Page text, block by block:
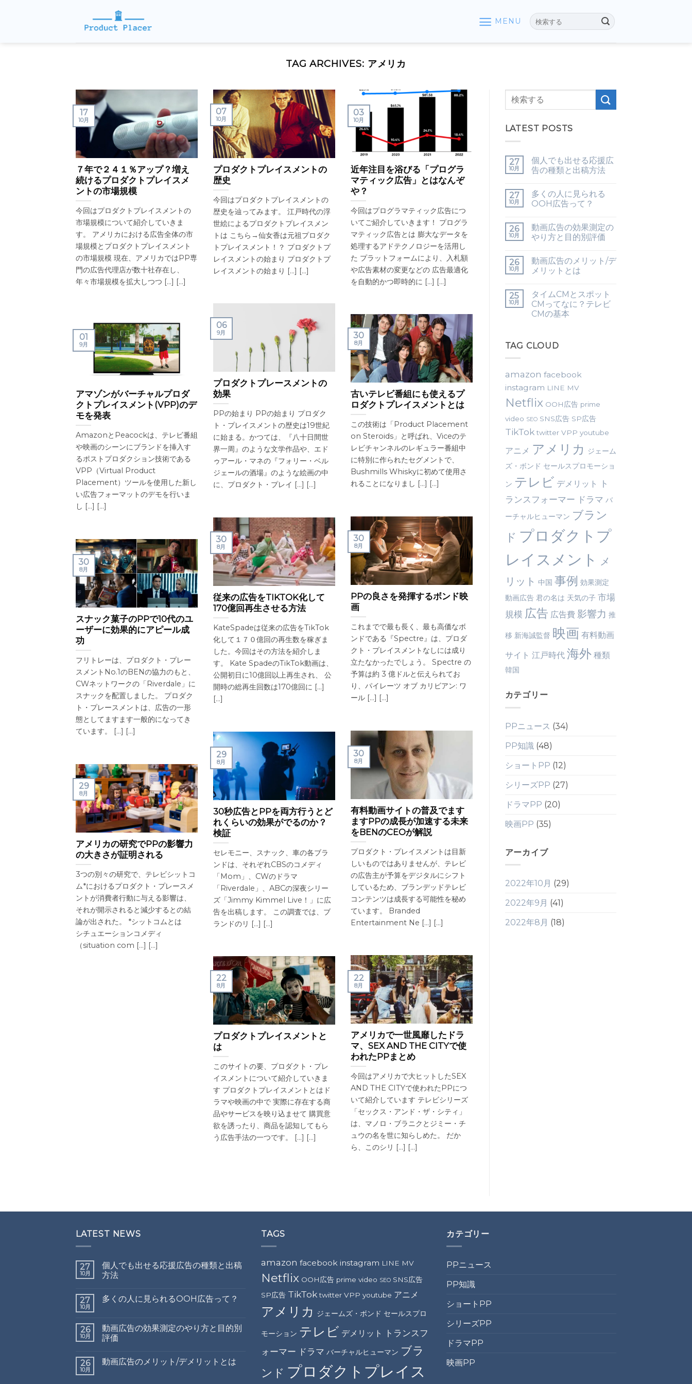
MENU
TAG ARCHIVES: アメリカ
７年で２４１％アップ？増え
続けるプロダクトプレイスメ
ントの市場規模
今回はプロダクトプレイスメントの
市場規模について紹介していきま
す。 アメリカにおける広告全体の市
場規模とプロダクトプレイスメント
の市場規模 現在、アメリカではPP専
門の広告代理店が数十社存在し、
年々市場規模を拡大しつつ [...] [...]
17
10月
プロダクトプレイスメントの
歴史
今回はプロダクトプレイスメントの
歴史を辿ってみます。 江戸時代の浮
世絵によるプロダクトプレイスメン
トは こちら→仙女香は元祖プロダク
トプレイスメント！？ プロダクトプ
レイスメントの始まり プロダクトプ
レイスメントの始まり [...] [...]
07
10月
近年注目を浴びる「プログラ
マティック広告」とはなんぞ
や？
今回はプログラマティック広告につ
いてご紹介していきます！ プログラ
マティック広告とは 膨大なデータを
処理するアドテクノロジーを活用し
た プラットフォームにより、入札額
や広告素材の変更などの 広告最適化
を自動的かつ即時的に [...] [...]
03
10月
プロダクトプレースメントの
効果
PPの始まり PPの始まり プロダク
ト・プレイスメントの歴史は19世紀
に始まる。かつては、『八十日間世
界一周』のような文学作品や、エド
ゥアール・マネの『フォリー・ベル
ジェールの酒場』のような絵画の中
に、プロダクト・プレイ [...] [...]
06
9月
アマゾンがバーチャルプロダ
クトプレイスメント(VPP)のデ
モを発表
AmazonとPeacockは、テレビ番組
や映画のシーンにブランドを挿入す
るポストプロダクション技術である
VPP（Virtual Product
Placement）ツールを使用した新し
い広告フォーマットのデモを行いま
し [...] [...]
01
9月
古いテレビ番組にも使えるプ
ロダクトプレイスメントとは
この技術は「Product Placement
on Steroids」と呼ばれ、Viceのテ
レビチャンネルのレギュラー番組中
に特別に作られたセグメントで、
Bushmills Whiskyに初めて使用さ
れることになりまし [...] [...]
30
8月
PPの良さを発揮するボンド映
画
これまでで最も長く、最も高価なボ
ンドである『Spectre』は、プロダ
クト・プレイスメントなしには成り
立たなかったでしょう。 Spectre の
予算は約 3 億ドルと伝えられてお
り、パイレーツ オブ カリビアン: ワ
ール [...] [...]
30
8月
従来の広告をTIKTOK化して
170億回再生させる方法
KateSpadeは従来の広告をTikTok
化して１７０億回の再生数を稼ぎま
した。今回はその方法を紹介しま
す。 Kate SpadeのTikTok動画は、
公開初日に10億回以上再生され、 公
開時の総再生回数は170億回に [...]
[...]
30
8月
スナック菓子のPPで10代のユ
ーザーに効果的にアピール成
功
フリトレーは、プロダクト・プレー
スメントNo.1のBENの協力のもと、
CWネットワークの「Riverdale」に
スナックを配置しました。 プロダク
ト・プレースメントは、広告の一形
態としてますます一般的になってき
ています。 [...] [...]
30
8月
有料動画サイトの普及でます
ますPPの成長が加速する未来
をBENのCEOが解説
プロダクト・プレイスメントは目新
しいものではありませんが、テレビ
の広告主が予算をデジタルにシフト
しているため、ブランデッドテレビ
コンテンツは成長する可能性を秘め
ています。 Branded
Entertainment Ne [...] [...]
30
8月
30秒広告とPPを両方行うとど
れくらいの効果がでるのか？
検証
セレモニー、スナック、車の各ブラ
ンドは、それぞれCBSのコメディ
「Mom」、CWのドラマ
「Riverdale」、ABCの深夜シリー
ズ「Jimmy Kimmel Live！」に広
告を出稿します。 この調査では、ブ
ランドのリ [...] [...]
29
8月
アメリカの研究でPPの影響力
の大きさが証明される
3つの別々の研究で、テレビシットコ
ム*におけるプロダクト・プレースメ
ントが消費者行動に与える影響は、
それが開示されると減少するとの結
論が出された。 *シットコムとは
シチュエーションコメディ
（situation com [...] [...]
29
8月
アメリカで一世風靡したドラ
マ、SEX AND THE CITYで使
われたPPまとめ
今回はアメリカで大ヒットしたSEX
AND THE CITYで使われたPPにつ
いて紹介しています テレビシリーズ
「セックス・アンド・ザ・シティ」
は、マノロ・ブラニクとジミー・チ
ュウの名を世に知らしめた。 だか
ら、このシリ [...] [...]
22
8月
プロダクトプレイスメントと
は
このサイトの要、プロダクト・プレ
イスメントについて紹介していきま
す プロダクトプレイスメントとはド
ラマや映画の中で 実際に存在する商
品やサービスを映り込ませて 購買意
欲を誘ったり、商品を認知してもら
う広告手法の一つです。 [...] [...]
22
8月
LATEST POSTS
27
10月
個人でも出せる応援広
告の種類と出稿方法
27
10月
多くの人に見られる
OOH広告って？
26
10月
動画広告の効果測定の
やり方と目的別評価
26
10月
動画広告のメリット/デ
メリットとは
25
10月
タイムCMとスポット
CMってなに？テレビ
CMの基本
TAG CLOUD
amazon facebook
instagram LINE MV
Netflix OOH広告 prime
video SEO SNS広告 SP広告
TikTok twitter VPP youtube
アニメ アメリカ
ジェーム
ズ・ボンド セールスプロモーショ
ン テレビ デメリット
ト
ランスフォーマー ドラマ バ
ーチャルヒューマン ブラン
ド プロダクトプ
レイスメント
メ
リット 中国 事例 効果測定
動画広告 君の名は 天気の子 市場
規模 広告 広告費 影響力 推
移 新海誠監督 映画 有料動画
サイト 江戸時代 海外 種類
韓国
カテゴリー
PPニュース (34)
PP知識(48)
ショートPP (12)
シリーズPP (27)
ドラマPP (20)
映画PP (35)
アーカイブ
2022年10月 (29)
2022年9月 (41)
2022年8月 (18)
LATEST NEWS
27
10月
個人でも出せる応援広告の種類と出稿
方法
27
10月
多くの人に見られるOOH広告って？
26
10月
動画広告の効果測定のやり方と目的別
評価
26
10月
動画広告のメリット/デメリットとは
TAGS
amazon facebook instagram LINE MV
Netflix OOH広告 prime video SEO SNS広告
SP広告 TikTok twitter VPP youtube アニメ
アメリカ ジェームズ・ボンド セールスプロ
モーション テレビ デメリット
トランスフ
ォーマー ドラマ バーチャルヒューマン ブラ
ンド プロダクトプレイス
カテゴリー
PPニュース
PP知識
ショートPP
シリーズPP
ドラマPP
映画PP